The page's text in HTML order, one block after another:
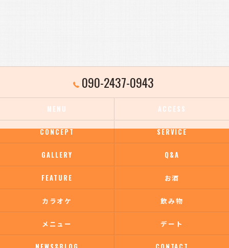
090-2437-0943
MENU ACCESS
CONCEPT SERVICE
GALLERY Q&A
FEATURE お酒
カラオケ 飲み物
メニュー デート